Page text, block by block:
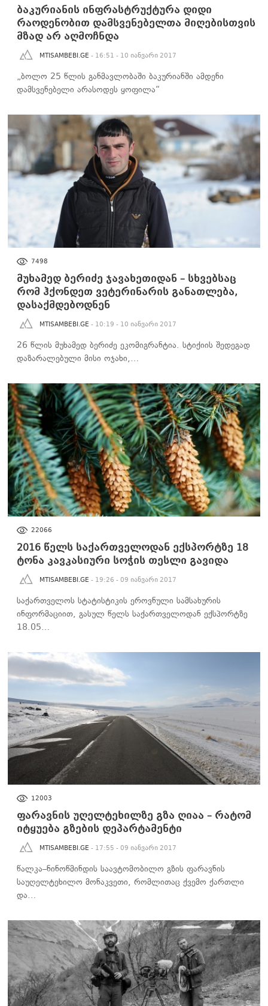
ბაკურიანის ინფრასტრუქტურა დიდი
რაოდენობით დამსვენებელთა მიღებისთვის
მზად არ აღმოჩნდა
MTISAMBEBI.GE - 16:51 - 10 იანვარი 2017
„ბოლო 25 წლის განმავლობაში ბაკურიანში ამდენი
დამსვენებელი არასოდეს ყოფილა“
7498
მუხამედ ბერიძე ჯავახეთიდან – სხვებსაც
რომ ჰქონდეთ ვეტერინარის განათლება,
დასაქმდებოდნენ
MTISAMBEBI.GE - 10:19 - 10 იანვარი 2017
26 წლის მუხამედ ბერიძე ეკომიგრანტია. სტიქიის შედეგად
დაზარალებული მისი ოჯახი,…
22066
2016 წელს საქართველოდან ექსპორტზე 18
ტონა კავკასიური სოჭის თესლი გავიდა
MTISAMBEBI.GE - 19:26 - 09 იანვარი 2017
საქართველოს სტატისტიკის ეროვნული სამსახურის
ინფორმაციით, გასულ წელს საქართველოდან ექსპორტზე
18.05…
12003
ფარავნის უღელტეხილზე გზა ღიაა – რატომ
იტყუება გზების დეპარტამენტი
MTISAMBEBI.GE - 17:55 - 09 იანვარი 2017
წალკა–ნინოწმინდის საავტომობილო გზის ფარავნის
საუღელტეხილო მონაკვეთი, რომლითაც ქვემო ქართლი
და…